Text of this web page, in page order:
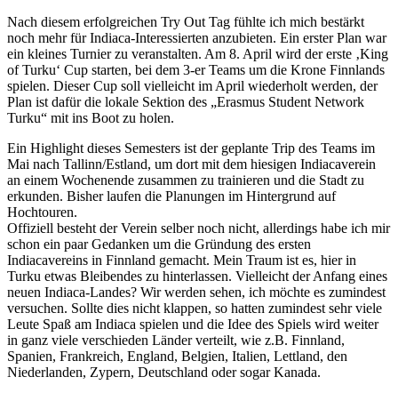
Nach diesem erfolgreichen Try Out Tag fühlte ich mich bestärkt
noch mehr für Indiaca-Interessierten anzubieten. Ein erster Plan war
ein kleines Turnier zu veranstalten. Am 8. April wird der erste ‚King
of Turku‘ Cup starten, bei dem 3-er Teams um die Krone Finnlands
spielen. Dieser Cup soll vielleicht im April wiederholt werden, der
Plan ist dafür die lokale Sektion des „Erasmus Student Network
Turku“ mit ins Boot zu holen.
Ein Highlight dieses Semesters ist der geplante Trip des Teams im
Mai nach Tallinn/Estland, um dort mit dem hiesigen Indiacaverein
an einem Wochenende zusammen zu trainieren und die Stadt zu
erkunden. Bisher laufen die Planungen im Hintergrund auf
Hochtouren.
Offiziell besteht der Verein selber noch nicht, allerdings habe ich mir
schon ein paar Gedanken um die Gründung des ersten
Indiacavereins in Finnland gemacht. Mein Traum ist es, hier in
Turku etwas Bleibendes zu hinterlassen. Vielleicht der Anfang eines
neuen Indiaca-Landes? Wir werden sehen, ich möchte es zumindest
versuchen. Sollte dies nicht klappen, so hatten zumindest sehr viele
Leute Spaß am Indiaca spielen und die Idee des Spiels wird weiter
in ganz viele verschieden Länder verteilt, wie z.B. Finnland,
Spanien, Frankreich, England, Belgien, Italien, Lettland, den
Niederlanden, Zypern, Deutschland oder sogar Kanada.